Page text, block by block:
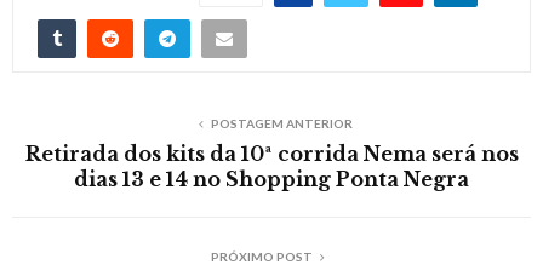
POSTAGEM ANTERIOR
Retirada dos kits da 10ª corrida Nema será nos
dias 13 e 14 no Shopping Ponta Negra
PRÓXIMO POST